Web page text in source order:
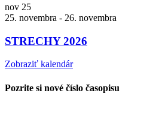
nov 25
25. novembra - 26. novembra
STRECHY 2026
Zobraziť kalendár
Pozrite si nové číslo časopisu